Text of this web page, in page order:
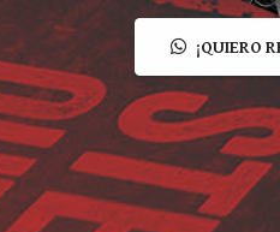
¡QUIERO